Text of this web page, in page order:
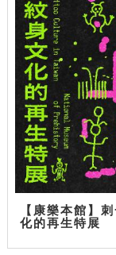
【康樂本館】
化的再生特展